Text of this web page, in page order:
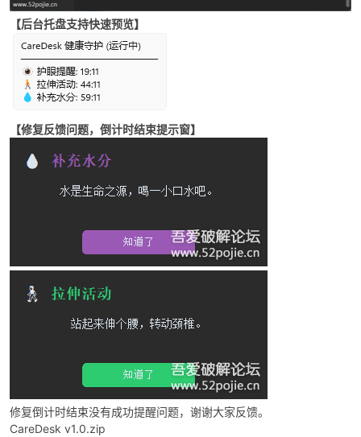
【后台托盘支持快速预览】
【修复反馈问题，倒计时结束提示窗】
修复倒计时结束没有成功提醒问题，谢谢大家反馈。
CareDesk v1.0.zip